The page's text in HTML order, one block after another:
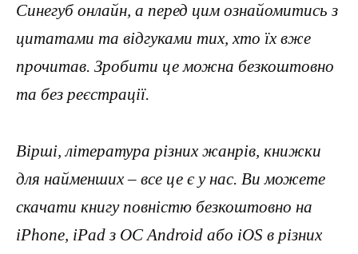
Синегуб онлайн, а перед цим ознайомитись з
цитатами та відгуками тих, хто їх вже
прочитав. Зробити це можна безкоштовно
та без реєстрації.
Вірші, література різних жанрів, книжки
для найменших – все це є у нас. Ви можете
скачати книгу повністю безкоштовно на
iPhone, iPad з ОС Android або iOS в різних